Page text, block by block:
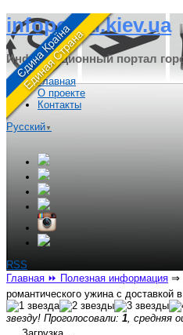
infoportal.kiev.ua
Информационный портал
Главная
О проекте
Контакты
Русский ▼
RSS
Главная ⏩ Полезная информация ⇒
романтического ужина с доставкой
звезду! Проголосовали: 1 , средняя